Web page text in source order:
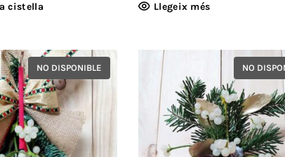
cistella Llegeix més
NO DISPONIBLE NO